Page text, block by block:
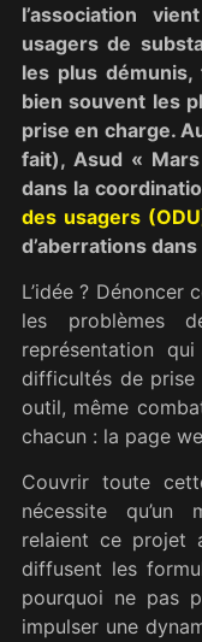
l’association
usagers de
les plus
bien souvent les
prise en charge.
fait), Asud «
dans la
des usagers
d’aberrations
L’idée ? Dénoncer
les problèmes
représentation
difficultés de prise
outil, même
chacun : la page
Couvrir toute
nécessite qu’un
relaient ce projet
diffusent les
pourquoi ne pas
impulser une